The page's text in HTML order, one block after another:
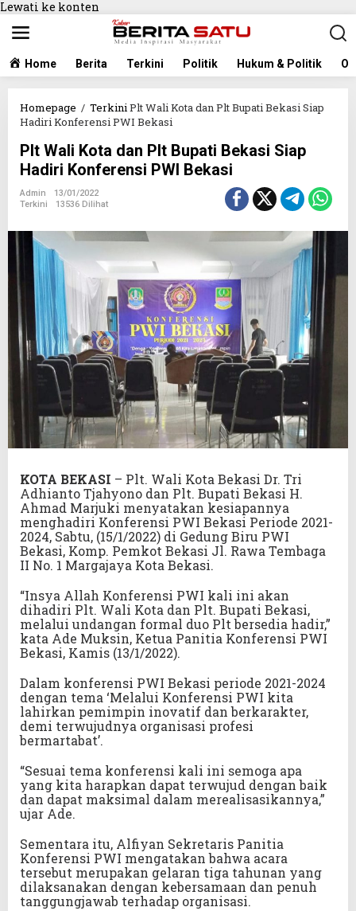
Lewati ke konten
Home Berita Terkini Politik Hukum & Politik
Homepage / TerkiniPlt Wali Kota dan Plt Bupati Bekasi Siap
Hadiri Konferensi PWI Bekasi
Plt Wali Kota dan Plt Bupati Bekasi Siap
Hadiri Konferensi PWI Bekasi
Admin
13/01/2022
Terkini
13536 Dilihat
KOTA BEKASI – Plt. Wali Kota Bekasi Dr. Tri
Adhianto Tjahyono dan Plt. Bupati Bekasi H.
Ahmad Marjuki menyatakan kesiapannya
menghadiri Konferensi PWI Bekasi Periode 2021-
2024, Sabtu, (15/1/2022) di Gedung Biru PWI
Bekasi, Komp. Pemkot Bekasi Jl. Rawa Tembaga
II No. 1 Margajaya Kota Bekasi.
“Insya Allah Konferensi PWI kali ini akan
dihadiri Plt. Wali Kota dan Plt. Bupati Bekasi,
melalui undangan formal duo Plt bersedia hadir,”
kata Ade Muksin, Ketua Panitia Konferensi PWI
Bekasi, Kamis (13/1/2022).
Dalam konferensi PWI Bekasi periode 2021-2024
dengan tema ‘Melalui Konferensi PWI kita
lahirkan pemimpin inovatif dan berkarakter,
demi terwujudnya organisasi profesi
bermartabat’.
“Sesuai tema konferensi kali ini semoga apa
yang kita harapkan dapat terwujud dengan baik
dan dapat maksimal dalam merealisasikannya,”
ujar Ade.
Sementara itu, Alfiyan Sekretaris Panitia
Konferensi PWI mengatakan bahwa acara
tersebut merupakan gelaran tiga tahunan yang
dilaksanakan dengan kebersamaan dan penuh
tanggungjawab terhadap organisasi.